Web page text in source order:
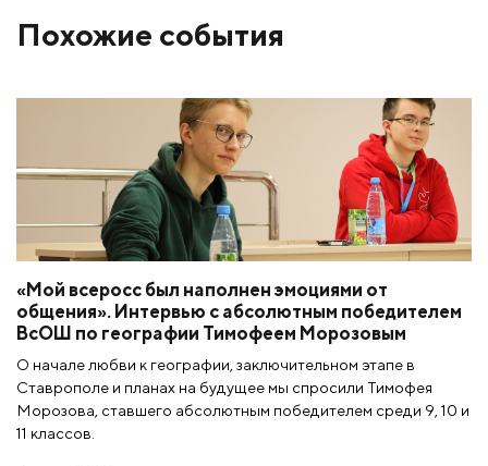
Похожие события
«Мой всеросс был наполнен эмоциями от
общения». Интервью с абсолютным победителем
ВсОШ по географии Тимофеем Морозовым
О начале любви к географии, заключительном этапе в
Ставрополе и планах на будущее мы спросили Тимофея
Морозова, ставшего абсолютным победителем среди 9, 10 и
11 классов.